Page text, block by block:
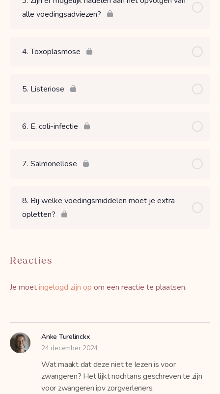
alle voedingsadviezen?
4. Toxoplasmose
5. Listeriose
6. E. coli-infectie
7. Salmonellose
8. Bij welke voedingsmiddelen moet je extra
opletten?
Reacties
Je moetingelogd zijn op om een reactie te plaatsen.
Anke Turelinckx
24 december 2024
Wat maakt dat deze niet te lezen is voor
zwangeren? Het lijkt nochtans geschreven te zijn
voor zwangeren ipv zorgverleners.